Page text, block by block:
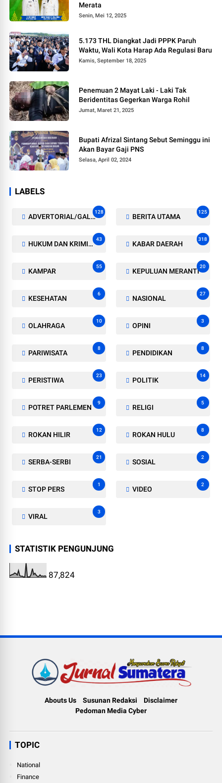
Merata
Senin, Mei 12, 2025
5.173 THL Diangkat Jadi PPPK Paruh
Waktu, Wali Kota Harap Ada Regulasi Baru
Kamis, September 18, 2025
Penemuan 2 Mayat Laki - Laki Tak
Beridentitas Gegerkan Warga Rohil
Jumat, Maret 21, 2025
Bupati Afrizal Sintang Sebut Seminggu ini
Akan Bayar Gaji PNS
Selasa, April 02, 2024
LABELS
ADVERTORIAL/GALERI
128
BERITA UTAMA
125
HUKUM DAN KRIMINAL
43
KABAR DAERAH
318
KAMPAR
55
KEPULUAN MERANTI
20
KESEHATAN
6
NASIONAL
27
OLAHRAGA
10
OPINI
3
PARIWISATA
8
PENDIDIKAN
8
PERISTIWA
23
POLITIK
14
POTRET PARLEMEN
9
RELIGI
5
ROKAN HILIR
12
ROKAN HULU
8
SERBA-SERBI
21
SOSIAL
2
STOP PERS
1
VIDEO
2
VIRAL
3
STATISTIK PENGUNJUNG
87,824
Abouts Us Susunan Redaksi
Disclaimer
Pedoman Media Cyber
TOPIC
National
Finance